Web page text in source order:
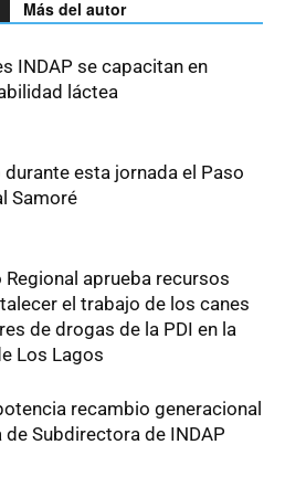
Más del autor
INDAP se capacitan en
láctea
durante esta jornada el Paso
Samoré
Regional aprueba recursos
el trabajo de los canes
de drogas de la PDI en la
Los Lagos
recambio generacional
de Subdirectora de INDAP